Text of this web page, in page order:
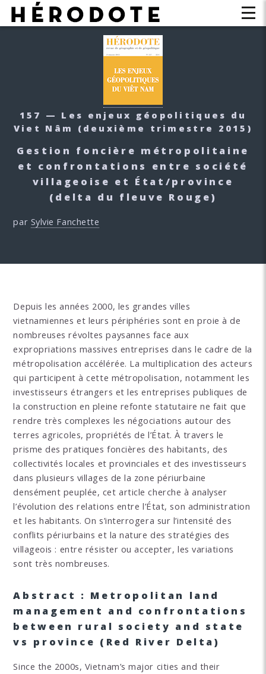
157 — Les enjeux géopolitiques du
Viet Nâm (deuxième trimestre 2015)
Gestion foncière métropolitaine
et confrontations entre société
villageoise et État/province
(delta du fleuve Rouge)
par Sylvie Fanchette
Depuis les années 2000, les grandes villes
vietnamiennes et leurs périphéries sont en proie à de
nombreuses révoltes paysannes face aux
expropriations massives entreprises dans le cadre de la
métropolisation accélérée. La multiplication des acteurs
qui participent à cette métropolisation, notamment les
investisseurs étrangers et les entreprises publiques de
la construction en pleine refonte statutaire ne fait que
rendre très complexes les négociations autour des
terres agricoles, propriétés de l’État. À travers le
prisme des pratiques foncières des habitants, des
collectivités locales et provinciales et des investisseurs
dans plusieurs villages de la zone périurbaine
densément peuplée, cet article cherche à analyser
l’évolution des relations entre l’État, son administration
et les habitants. On s’interrogera sur l’intensité des
conflits périurbains et la nature des stratégies des
villageois : entre résister ou accepter, les variations
sont très nombreuses.
Abstract : Metropolitan land
management and confrontations
between rural society and state
vs province (Red River Delta)
Since the 2000s, Vietnam’s major cities and their